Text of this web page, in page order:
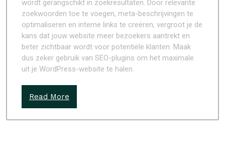
wordt gerangschikt in zoekresultaten. Door relevante
zoekwoorden toe te voegen, meta-beschrijvingen te
optimaliseren en interne links te creëren, vergroot je de
kans dat jouw website meer bezoekers aantrekt en
beter zichtbaar wordt voor potentiële klanten. Maak
dus zeker gebruik van SEO-plugins om het maximale
uit je WordPress-website te halen.
Read More